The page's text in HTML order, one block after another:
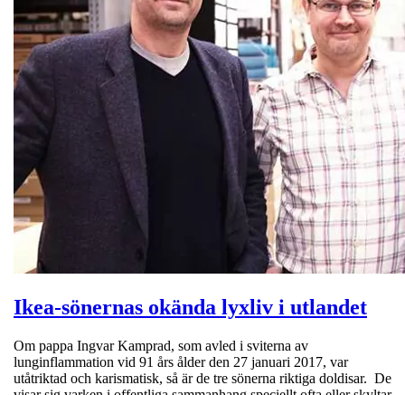
Ikea-sönernas okända lyxliv i utlandet
Om pappa Ingvar Kamprad, som avled i sviterna av
lunginflammation vid 91 års ålder den 27 januari 2017, var
utåtriktad och karismatisk, så är de tre sönerna riktiga doldisar. De